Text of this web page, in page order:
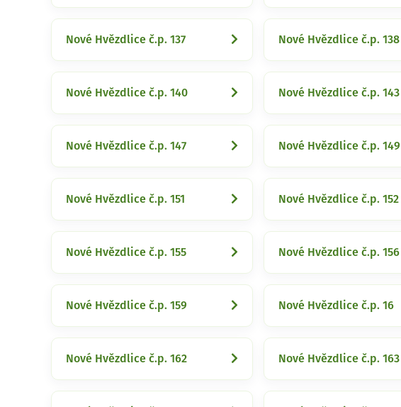
Nové Hvězdlice č.p. 137 Nové Hvězdlice č.p. 138
Nové Hvězdlice č.p. 140 Nové Hvězdlice č.p. 143
Nové Hvězdlice č.p. 147 Nové Hvězdlice č.p. 149
Nové Hvězdlice č.p. 151 Nové Hvězdlice č.p. 152
Nové Hvězdlice č.p. 155 Nové Hvězdlice č.p. 156
Nové Hvězdlice č.p. 159 Nové Hvězdlice č.p. 16
Nové Hvězdlice č.p. 162 Nové Hvězdlice č.p. 163